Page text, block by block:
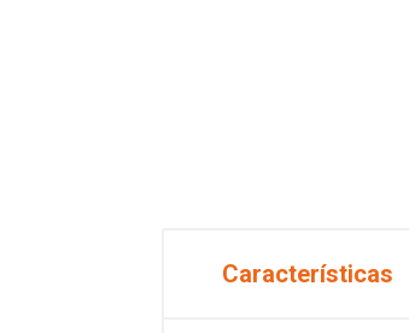
Características